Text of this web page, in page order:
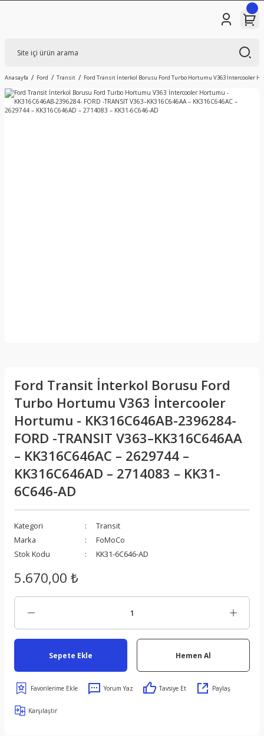
Anasayfa Ford Transit Ford Transit İnterkol Borusu Ford Turbo Hortumu V363 İntercooler
Ford Transit İnterkol Borusu Ford
Turbo Hortumu V363 İntercooler
Hortumu - KK316C646AB-2396284-
FORD -TRANSIT V363–KK316C646AA
– KK316C646AC – 2629744 –
KK316C646AD – 2714083 – KK31-
6C646-AD
Kategori
Transit
Marka
FoMoCo
Stok Kodu
KK31-6C646-AD
5.670,00 ₺
Sepete Ekle Hemen Al
Yorum Yaz Tavsiye Et Paylaş
Karşılaştır